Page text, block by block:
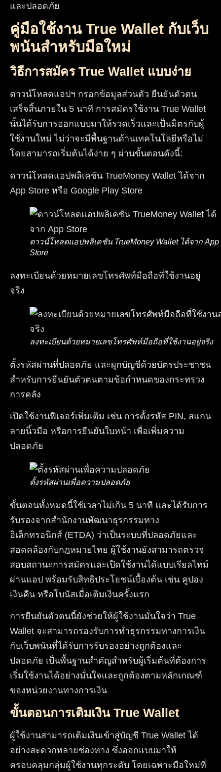
และปลอดภัย
คู่มือใช้งาน True Wallet กับเว็บ
พนันสำหรับมือใหม่
วิธีการสมัคร True Wallet แบบง่าย
ดาวน์โหลดแอปฯ กรอกข้อมูลส่วนตัว ยืนยันตัวตน
เสร็จสิ้นภายใน 5 นาที การสมัครใช้งาน True Wallet
นั้นได้รับการออกแบบมาให้รวดเร็วและเป็นมิตรกับผู้
ใช้งานใหม่ ไม่ว่าจะมีพื้นฐานด้านเทคโนโลยีหรือไม่
โดยสามารถเริ่มต้นได้ง่าย ๆ ผ่านขั้นตอนดังนี้:
ดาวน์โหลดแอปพลิเคชัน TrueMoney Wallet ได้จาก
App Store หรือ Google Play Store
ดาวน์โหลดแอปพลิเคชัน TrueMoney Wallet ได้จาก App
Store
ลงทะเบียนด้วยหมายเลขโทรศัพท์มือถือที่ใช้งานอยู่
จริง
ลงทะเบียนด้วยหมายเลขโทรศัพท์มือถือที่ใช้งานอยู่จริง
ตั้งรหัสผ่านที่ปลอดภัย และผูกบัญชีด้วยบัตรประชาชน
สำหรับการยืนยันตัวตนตามข้อกำหนดของกระทรวง
การคลัง
เปิดใช้งานฟีเจอร์เพิ่มเติม เช่น การตั้งรหัส PIN, สแกน
ลายนิ้วมือ หรือการยืนยันใบหน้า เพื่อเพิ่มความ
ปลอดภัย
ตั้งรหัสผ่านเพื่อความปลอดภัย
ขั้นตอนทั้งหมดนี้ใช้เวลาไม่เกิน 5 นาที และได้รับการ
รับรองจากสำนักงานพัฒนาธุรกรรมทาง
อิเล็กทรอนิกส์ (ETDA) ว่าเป็นระบบที่ปลอดภัยและ
สอดคล้องกับกฎหมายไทย ผู้ใช้งานยังสามารถตรวจ
สอบสถานะการสมัครและเปิดใช้งานได้แบบเรียลไทม์
ผ่านแอป พร้อมรับสิทธิประโยชน์เบื้องต้น เช่น คูปอง
เงินคืน หรือโบนัสเมื่อเติมเงินครั้งแรก
การยืนยันตัวตนนี้ยังช่วยให้ผู้ใช้งานมั่นใจว่า True
Wallet จะสามารถรองรับการทำธุรกรรมทางการเงิน
กับเว็บพนันที่ได้รับการรับรองอย่างถูกต้องและ
ปลอดภัย เป็นพื้นฐานสำคัญสำหรับผู้เริ่มต้นที่ต้องการ
เริ่มใช้งานได้อย่างมั่นใจและถูกต้องตามหลักเกณฑ์
ของหน่วยงานทางการเงิน
ขั้นตอนการเติมเงิน True Wallet
ผู้ใช้งานสามารถเติมเงินเข้าสู่บัญชี True Wallet ได้
อย่างสะดวกหลายช่องทาง ซึ่งออกแบบมาให้
ครอบคลุมกลุ่มผู้ใช้งานทุกระดับ โดยเฉพาะมือใหม่ที่